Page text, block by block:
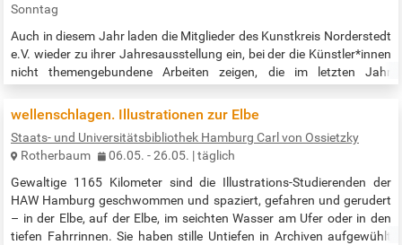
Sonntag
Auch in diesem Jahr laden die Mitglieder des Kunstkreis Norderstedt
e.V. wieder zu ihrer Jahresausstellung ein, bei der die Künstler*innen
nicht themengebundene Arbeiten zeigen, die im letzten Jahr
Vielfalt an Themen und Techniken. Von Malerei über Druck,
Radierungen sowie Skulptur erwartet den Besuchern eine
interessante Mischung. Veranstaltungszeit: Mo., Di., Do., Fr., 10:00 –
18:00 Uhr,…
wellenschlagen. Illustrationen zur Elbe
Staats- und Universitätsbibliothek Hamburg Carl von Ossietzky
Rotherbaum
06.05. - 26.05. | täglich
Gewaltige 1165 Kilometer sind die Illustrations-Studierenden der
HAW Hamburg geschwommen und spaziert, gefahren und gerudert
– in der Elbe, auf der Elbe, im seichten Wasser am Ufer oder in den
tiefen Fahrrinnen. Sie haben stille Untiefen in Archiven aufgewühlt